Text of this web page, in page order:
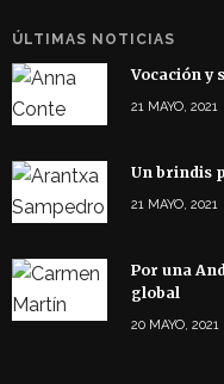
ÚLTIMAS NOTICIAS
Vocación y
21 MAYO, 2021
Un brindis
21 MAYO, 2021
Por una
global
20 MAYO, 2021